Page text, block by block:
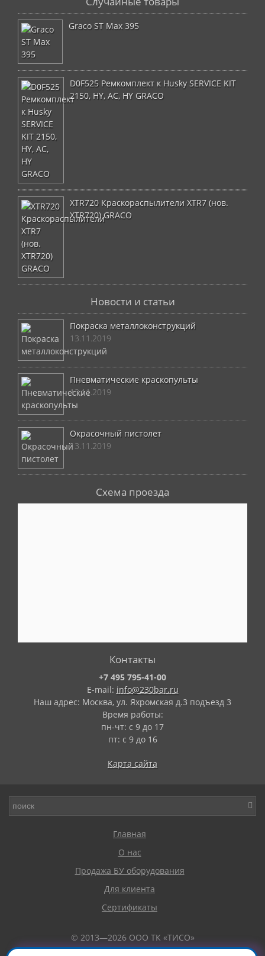
Graco ST Max 395
D0F525 Ремкомплект к Husky SERVICE KIT
2150, HY, AC, HY GRACO
XTR720 Краскораспылители XTR7 (нов.
XTR720) GRACO
Новости и статьи
Покраска металлоконструкций
13.11.2019
Пневматические краскопульты
13.11.2019
Окрасочный пистолет
13.11.2019
Схема проезда
Контакты
+7 495 795-41-00
E-mail: info@230bar.ru
Наш адрес: Москва, ул. Яхромская д.3 подъезд 3
Время работы:
пн-чт: с 9 до 17
пт: с 9 до 16
Карта сайта
Главная
О нас
Продажа БУ оборудования
Для клиента
Сертификаты
© 2013—2026 ООО ТК «ТИСО»
Окрасочные аппараты и комплектующие Graco